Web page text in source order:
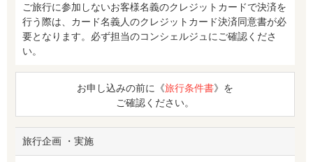
ご旅行に参加しないお客様名義のクレジットカードで決済を
行う際は、カード名義人のクレジットカード決済同意書が必
要となります。必ず担当のコンシェルジュにご確認くださ
い。
お申し込みの前に《旅行条件書》を
ご確認ください。
旅行企画 ・実施